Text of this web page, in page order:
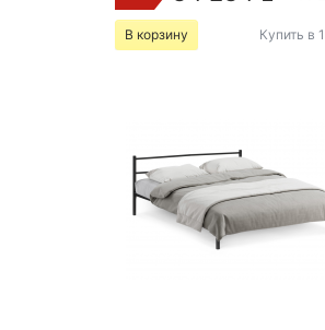
В корзину Купить в